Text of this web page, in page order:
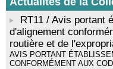
RT11 / Avis portant
d'alignement
routière et de
AVIS PORTANT
CONFORMÉMENT AUX